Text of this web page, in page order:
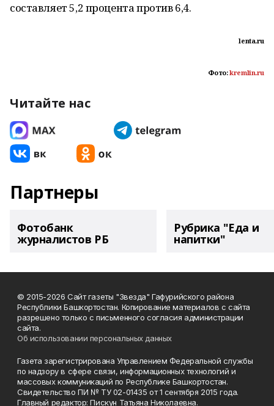
составляет 5,2 процента против 6,4.
lenta.ru
Фото:kremlin.ru
Читайте нас
Партнеры
Фотобанк
журналистов РБ
Рубрика "Еда и
напитки"
© 2015-2026 Сайт газеты "Звезда" Гафурийского района
Республики Башкортостан. Копирование материалов с сайта
разрешено только с письменного согласия администрации
сайта.
Об использовании персональных данных
Газета зарегистрирована Управлением Федеральной службы
по надзору в сфере связи, информационных технологий и
массовых коммуникаций по Республике Башкортостан.
Свидетельство ПИ № ТУ 02-01435 от 1 сентября 2015 года.
Главный редактор: Пискун Татьяна Николаевна.